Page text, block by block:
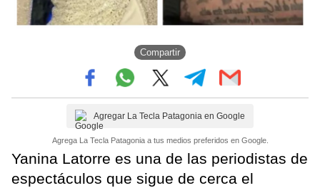
Compartir
Agregar La Tecla Patagonia en Google
Agrega La Tecla Patagonia a tus medios preferidos en Google.
Yanina Latorre es una de las periodistas de
espectáculos que sigue de cerca el